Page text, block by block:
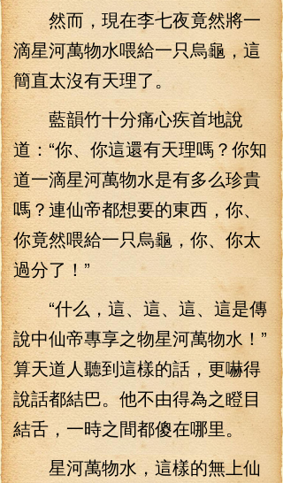
然而，現在李七夜竟然將一
滴星河萬物水喂給一只烏龜，這
簡直太沒有天理了。
藍韻竹十分痛心疾首地說
道：“你、你這還有天理嗎？你知
道一滴星河萬物水是有多么珍貴
嗎？連仙帝都想要的東西，你、
你竟然喂給一只烏龜，你、你太
過分了！”
“什么，這、這、這、這是傳
說中仙帝專享之物星河萬物水！”
算天道人聽到這樣的話，更嚇得
說話都結巴。他不由得為之瞪目
結舌，一時之間都傻在哪里。
星河萬物水，這樣的無上仙